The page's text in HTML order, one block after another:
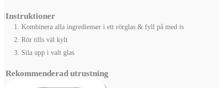
Instruktioner
Kombinera alla ingredienser i ett rörglas & fyll på med is
Rör tills väl kylt
Sila upp i valt glas
Rekommenderad utrustning